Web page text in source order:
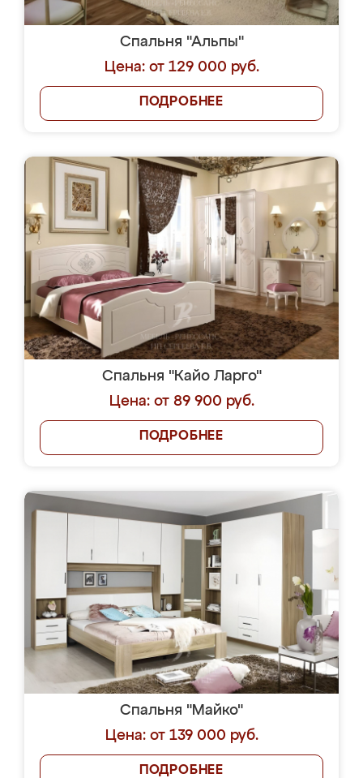
Спальня "Альпы"
Цена: от 129 000 руб.
ПОДРОБНЕЕ
Спальня "Кайо Ларго"
Цена: от 89 900 руб.
ПОДРОБНЕЕ
Спальня "Майко"
Цена: от 139 000 руб.
ПОДРОБНЕЕ